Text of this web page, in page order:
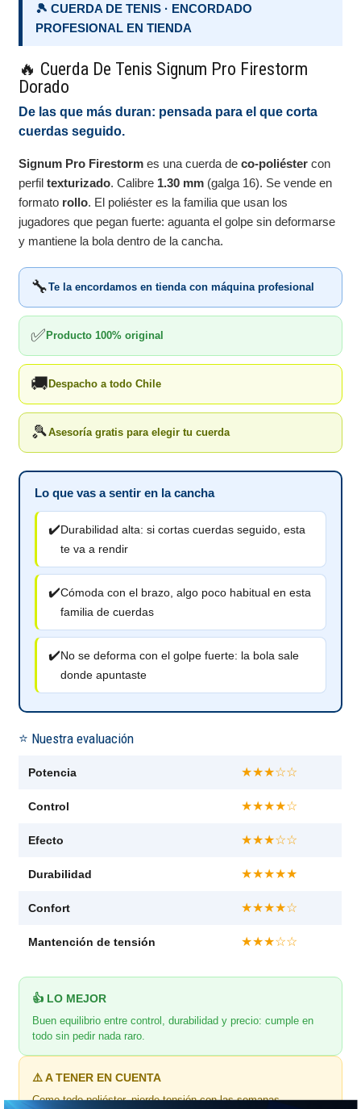
🎾 CUERDA DE TENIS · ENCORDADO
PROFESIONAL EN TIENDA
🔥 Cuerda De Tenis Signum Pro Firestorm
Dorado
De las que más duran: pensada para el que corta
cuerdas seguido.
Signum Pro Firestorm es una cuerda deco-poliéster con
perfiltexturizado. Calibre 1.30 mm (galga 16). Se vende en
formato rollo. El poliéster es la familia que usan los
jugadores que pegan fuerte: aguanta el golpe sin deformarse
y mantiene la bola dentro de la cancha.
🔧Te la encordamos en tienda con máquina profesional
✅Producto 100% original
🚚Despacho a todo Chile
🎾Asesoría gratis para elegir tu cuerda
Lo que vas a sentir en la cancha
✔️Durabilidad alta: si cortas cuerdas seguido, esta
te va a rendir
✔️Cómoda con el brazo, algo poco habitual en esta
familia de cuerdas
✔️No se deforma con el golpe fuerte: la bola sale
donde apuntaste
⭐ Nuestra evaluación
Potencia ★★★☆☆
Control ★★★★☆
Efecto ★★★☆☆
Durabilidad ★★★★★
Confort ★★★★☆
Mantención de tensión ★★★☆☆
👍 LO MEJOR
Buen equilibrio entre control, durabilidad y precio: cumple en
todo sin pedir nada raro.
⚠️ A TENER EN CUENTA
Como todo poliéster, pierde tensión con las semanas.